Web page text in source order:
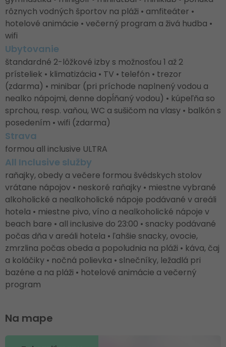
rôznych vodných športov na pláži • amfiteáter •
hotelové animácie • večerný program a živá hudba •
wifi
Ubytovanie
štandardné 2-lôžkové izby s možnosťou 1 až 2
prísteliek • klimatizácia • TV • telefón • trezor
(zdarma) • minibar (pri príchode naplnený vodou a
nealko nápojmi, denne dopĺňaný vodou) • kúpeľňa so
sprchou, resp. vaňou, WC a sušičom na vlasy • balkón s
posedením • wifi (zdarma)
Strava
formou all inclusive ULTRA
All Inclusive služby
raňajky, obedy a večere formou švédskych stolov
vrátane nápojov • neskoré raňajky • miestne vybrané
alkoholické a nealkoholické nápoje podávané v areáli
hotela • miestne pivo, víno a nealkoholické nápoje v
beach bare • all inclusive do 23:00 • snacky podávané
počas dňa v areáli hotela • ľahšie snacky, ovocie,
zmrzlina počas obeda a popoludnia na pláži • káva, čaj
a koláčiky • nočná polievka • slnečníky, ležadlá pri
bazéne a na pláži • hotelové animácie a večerný
program
Na mape